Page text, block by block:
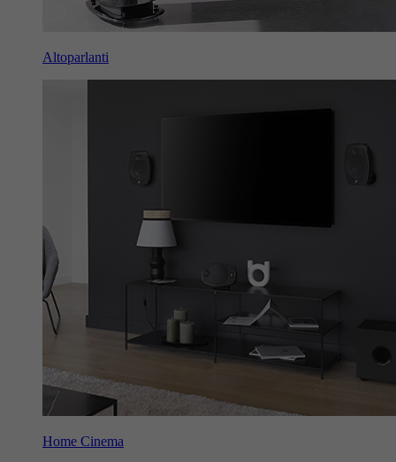
Altoparlanti
Home Cinema